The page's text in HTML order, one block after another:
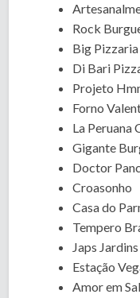
Rock
Big
Di Bari
Projeto
Forno
La Peruana
Gigante
Doctor
Croasonho
Casa do
Tempero
Japs Jardins
Estação
Amor em